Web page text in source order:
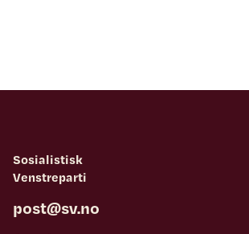
Sosialistisk
Venstreparti
post@sv.no